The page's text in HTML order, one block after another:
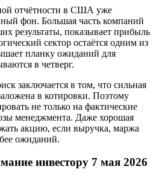
отчётности в США уже
фон. Большая часть компаний
результаты, показывает прибыль
сектор остаётся одним из
планку ожиданий для
в четверг.
заключается в том, что сильная
в котировки. Поэтому
не только на фактические
менеджмента. Даже хорошая
акцию, если выручка, маржа
ожиданий.
инвестору 7 мая 2026